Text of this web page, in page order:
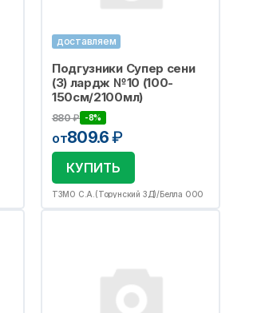
доставляем
Подгузники Супер сени
(3) лардж №10 (100-
150см/2100мл)
880₽ -8%
от809.6₽
КУПИТЬ
ТЗМО С.А.(Торунский ЗД)/Белла ООО